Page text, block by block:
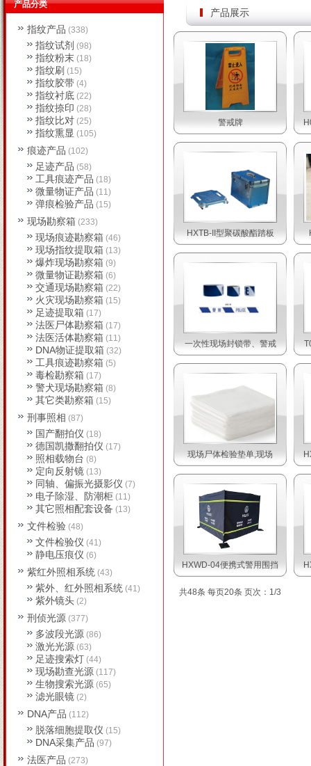
产品展示
警戒牌
HXTB-II型聚碳酸酯踏板
一次性现场封锁带、警戒
现场尸体检验垫单,现场
HXWD-04便携式警用围挡
共48条 每页20条 页次：1/3
产品分类
指纹产品 (338)
指纹试剂 (98)
指纹粉末 (18)
指纹刷 (15)
指纹胶带 (4)
指纹衬底 (22)
指纹捺印 (28)
指纹比对 (25)
指纹熏显 (105)
痕迹产品 (102)
足迹产品 (58)
工具痕迹产品 (18)
微量物证产品 (11)
弹痕检验产品 (15)
现场勘察箱 (233)
现场痕迹勘察箱 (46)
现场指纹提取箱 (13)
爆炸现场勘察箱 (9)
微量物证勘察箱 (6)
交通现场勘察箱 (22)
火灾现场勘察箱 (15)
足迹提取箱 (17)
法医尸体勘察箱 (17)
法医活体勘察箱 (11)
DNA物证提取箱 (32)
工具痕迹勘察箱 (5)
毒检勘察箱 (17)
警犬现场勘察箱 (8)
其它类勘察箱 (15)
刑事照相 (87)
国产翻拍仪 (18)
德国凯撒翻拍仪 (17)
照相载物台 (8)
定向反射镜 (13)
同轴、偏振光摄影仪 (7)
电子除湿、防潮柜 (11)
其它照相配套设备 (13)
文件检验 (48)
文件检验仪 (41)
静电压痕仪 (6)
紫红外照相系统 (43)
紫外、红外照相系统 (41)
紫外镜头 (2)
刑侦光源 (377)
多波段光源 (86)
激光光源 (63)
足迹搜索灯 (44)
现场勘查光源 (117)
生物搜索光源 (65)
滤光眼镜 (2)
DNA产品 (112)
脱落细胞提取仪 (15)
DNA采集产品 (97)
法医产品 (273)